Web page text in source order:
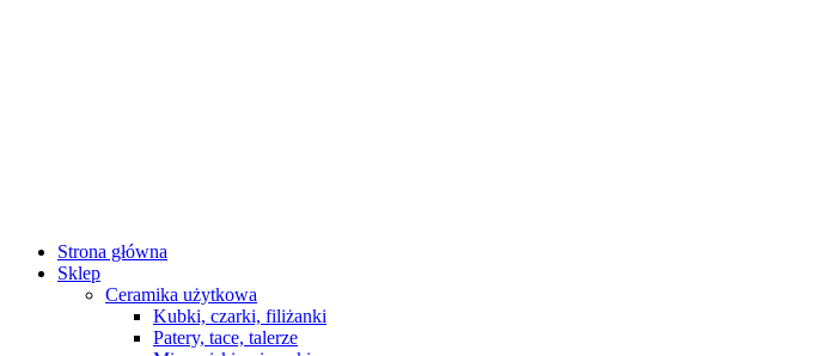
Strona główna
Sklep
Ceramika użytkowa
Kubki, czarki, filiżanki
Patery, tace, talerze